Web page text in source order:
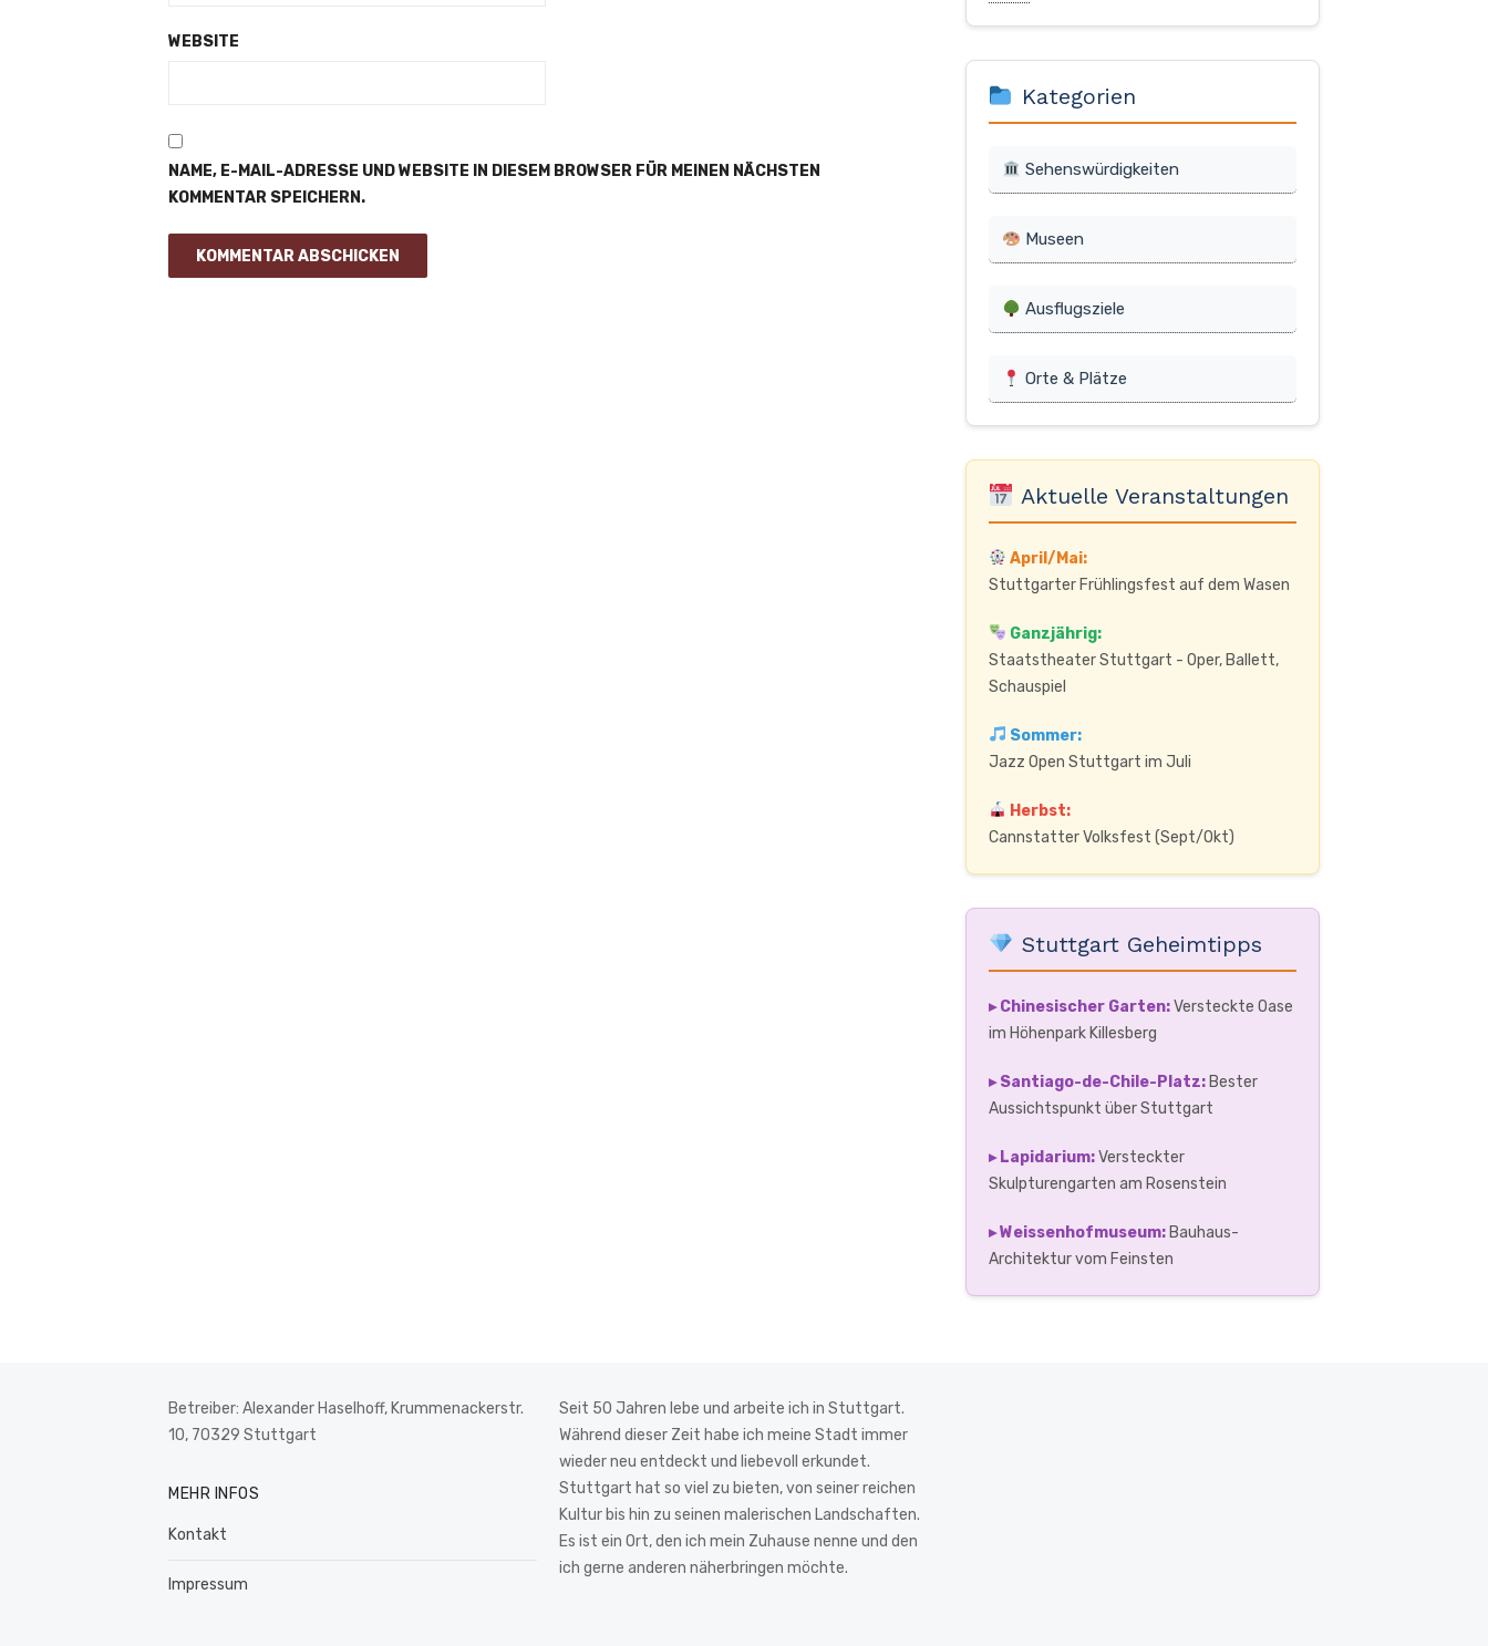
WEBSITE
NAME, E-MAIL-ADRESSE UND WEBSITE IN DIESEM BROWSER FÜR MEINEN NÄCHSTEN
KOMMENTAR SPEICHERN.
Kategorien
Sehenswürdigkeiten
Museen
Ausflugsziele
Orte & Plätze
Aktuelle Veranstaltungen
April/Mai:
Stuttgarter Frühlingsfest auf dem Wasen
Ganzjährig:
Staatstheater Stuttgart - Oper, Ballett,
Schauspiel
Sommer:
Jazz Open Stuttgart im Juli
Herbst:
Cannstatter Volksfest (Sept/Okt)
Stuttgart Geheimtipps
▸ Chinesischer Garten:Versteckte Oase
im Höhenpark Killesberg
▸ Santiago-de-Chile-Platz: Bester
Aussichtspunkt über Stuttgart
▸ Lapidarium:Versteckter
Skulpturengarten am Rosenstein
▸ Weissenhofmuseum: Bauhaus-
Architektur vom Feinsten
Betreiber: Alexander Haselhoff, Krummenackerstr.
10, 70329 Stuttgart
MEHR INFOS
Kontakt
Impressum
Seit 50 Jahren lebe und arbeite ich in Stuttgart.
Während dieser Zeit habe ich meine Stadt immer
wieder neu entdeckt und liebevoll erkundet.
Stuttgart hat so viel zu bieten, von seiner reichen
Kultur bis hin zu seinen malerischen Landschaften.
Es ist ein Ort, den ich mein Zuhause nenne und den
ich gerne anderen näherbringen möchte.